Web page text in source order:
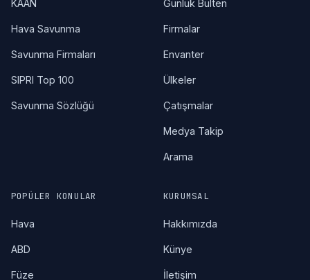
KAAN
Hava Savunma
Savunma Firmaları
SIPRI Top 100
Savunma Sözlüğü
Günlük Bülten
Firmalar
Envanter
Ülkeler
Çatışmalar
Medya Takip
Arama
POPÜLER KONULAR
Hava
ABD
Füze
KURUMSAL
Hakkımızda
Künye
İletişim